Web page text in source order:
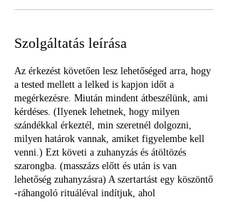
e
Szolgáltatás leírása
Az érkezést követően lesz lehetőséged arra, hogy
a tested mellett a lelked is kapjon időt a
megérkezésre. Miután mindent átbeszélünk, ami
kérdéses. (Ilyenek lehetnek, hogy milyen
szándékkal érkeztél, min szeretnél dolgozni,
milyen határok vannak, amiket figyelembe kell
venni.) Ezt követi a zuhanyzás és átöltözés
szarongba. (masszázs előtt és után is van
lehetőség zuhanyzásra) A szertartást egy köszöntő
-ráhangoló rituáléval indítjuk, ahol